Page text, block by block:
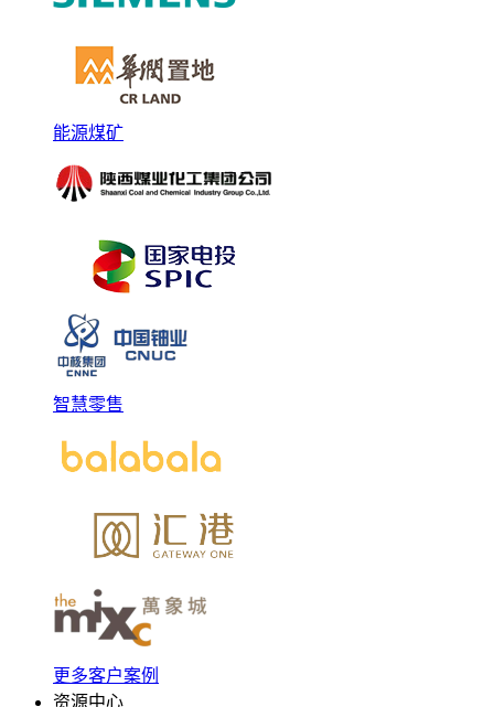
能源煤矿
智慧零售
更多客户案例
资源中心